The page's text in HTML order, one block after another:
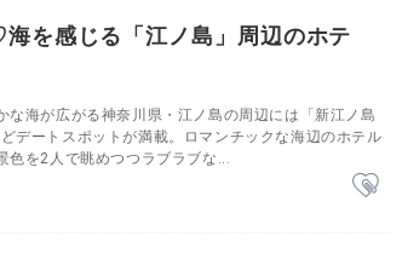
を感じる「江ノ島」周辺のホテ
な海が広がる神奈川県・江ノ島の周辺には「新江ノ島
デートスポットが満載。ロマンチックな海辺のホテル
色を2人で眺めつつラブラブな...